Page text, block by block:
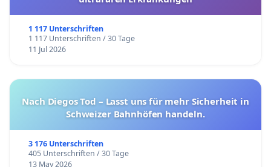
1 117 Unterschriften
1 117 Unterschriften / 30 Tage
11 Jul 2026
Nach Diegos Tod – Lasst uns für mehr Sicherheit in
Schweizer Bahnhöfen handeln.
3 176 Unterschriften
405 Unterschriften / 30 Tage
13 May 2026